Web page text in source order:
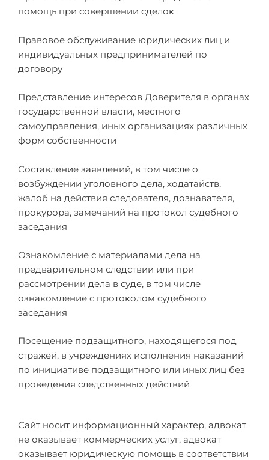
помощь при совершении сделок
Правовое обслуживание юридических лиц и
индивидуальных предпринимателей по
договору
Представление интересов Доверителя в органах
государственной власти, местного
самоуправления, иных организациях различных
форм собственности
Составление заявлений, в том числе о
возбуждении уголовного дела, ходатайств,
жалоб на действия следователя, дознавателя,
прокурора, замечаний на протокол судебного
заседания
Ознакомление с материалами дела на
предварительном следствии или при
рассмотрении дела в суде, в том числе
ознакомление с протоколом судебного
заседания
Посещение подзащитного, находящегося под
стражей, в учреждениях исполнения наказаний
по инициативе подзащитного или иных лиц без
проведения следственных действий
Сайт носит информационный характер, адвокат
не оказывает коммерческих услуг, адвокат
оказывает юридическую помощь в соответствии